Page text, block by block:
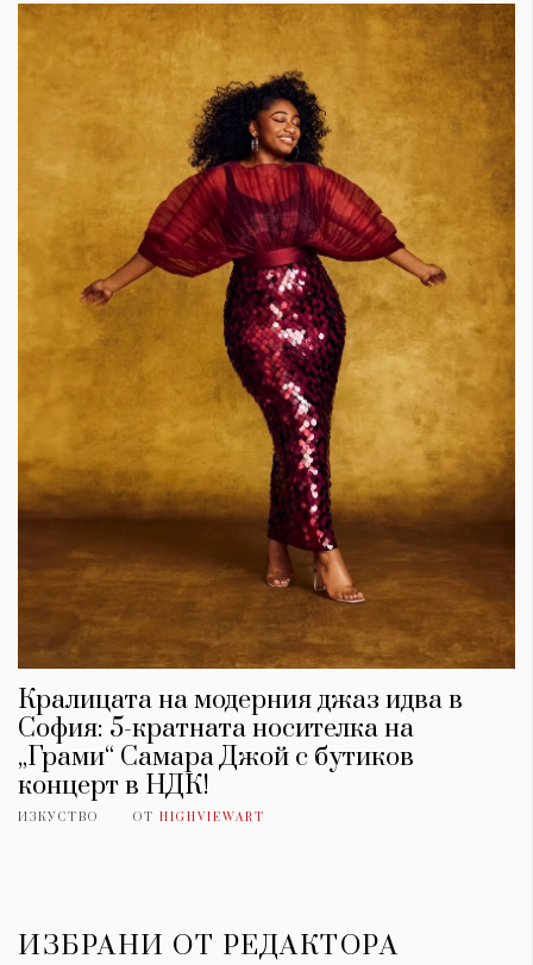
Кралицата на модерния джаз идва в
София: 5-кратната носителка на
„Грами“ Самара Джой с бутиков
концерт в НДК!
ИЗКУСТВО ОТ HIGHVIEWART
ИЗБРАНИ ОТ РЕДАКТОРА